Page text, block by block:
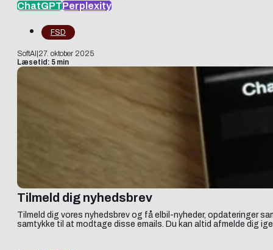
ChatGPTPerplexity
FSD
SoftAI 27. oktober 2025
Læsetid: 5 min
Tilmeld dig nyhedsbrev
Tilmeld dig vores nyhedsbrev og få elbil-nyheder, opdateringer
samtykke til at modtage disse emails. Du kan altid afmelde dig